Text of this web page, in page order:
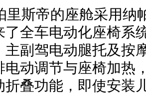
里斯帝的座舱采用纳
了全车电动化座椅系
主副驾电动腿托及按
电动调节与座椅加热
折叠功能，即使安装